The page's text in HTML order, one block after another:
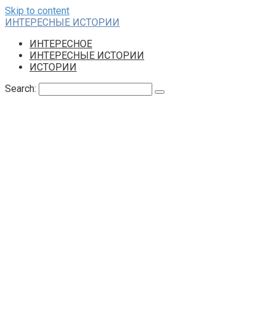
Skip to content
ИНТЕРЕСНЫЕ ИСТОРИИ
ИНТЕРЕСНОЕ
ИНТЕРЕСНЫЕ ИСТОРИИ
ИСТОРИИ
Search: